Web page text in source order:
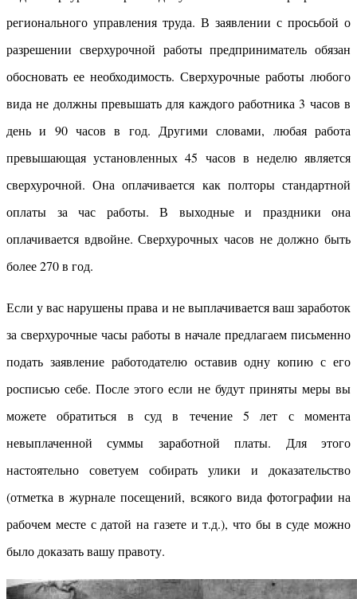
регионального управления труда. В заявлении с просьбой о
разрешении сверхурочной работы предприниматель обязан
обосновать ее необходимость. Сверхурочные работы любого
вида не должны превышать для каждого работника 3 часов в
день и 90 часов в год. Другими словами, любая работа
превышающая установленных 45 часов в неделю является
сверхурочной. Она оплачивается как полторы стандартной
оплаты за час работы. В выходные и праздники она
оплачивается вдвойне. Сверхурочных часов не должно быть
более 270 в год.
Если у вас нарушены права и не выплачивается ваш заработок
за сверхурочные часы работы в начале предлагаем письменно
подать заявление работодателю оставив одну копию с его
росписью себе. После этого если не будут приняты меры вы
можете обратиться в суд в течение 5 лет с момента
невыплаченной суммы заработной платы. Для этого
настоятельно советуем собирать улики и доказательство
(отметка в журнале посещений, всякого вида фотографии на
рабочем месте с датой на газете и т.д.), что бы в суде можно
было доказать вашу правоту.